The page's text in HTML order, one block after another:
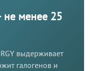
менее 25
выдерживает
галогенов и